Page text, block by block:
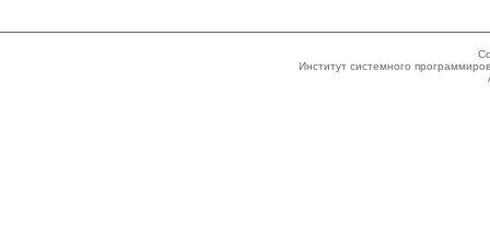
Институт системного